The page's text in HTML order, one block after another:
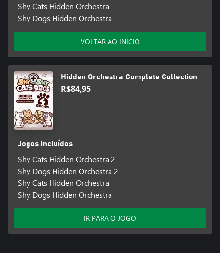
Shy Cats Hidden Orchestra
Shy Dogs Hidden Orchestra
VOLTAR AO INÍCIO
Hidden Orchestra Complete Collection
R$84,95
Jogos incluídos
Shy Cats Hidden Orchestra 2
Shy Dogs Hidden Orchestra 2
Shy Cats Hidden Orchestra
Shy Dogs Hidden Orchestra
IR PARA O JOGO